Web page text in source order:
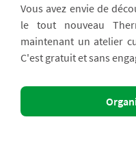
Vous avez envie de
le tout nouveau
maintenant un atelier
C'est gratuit et sans